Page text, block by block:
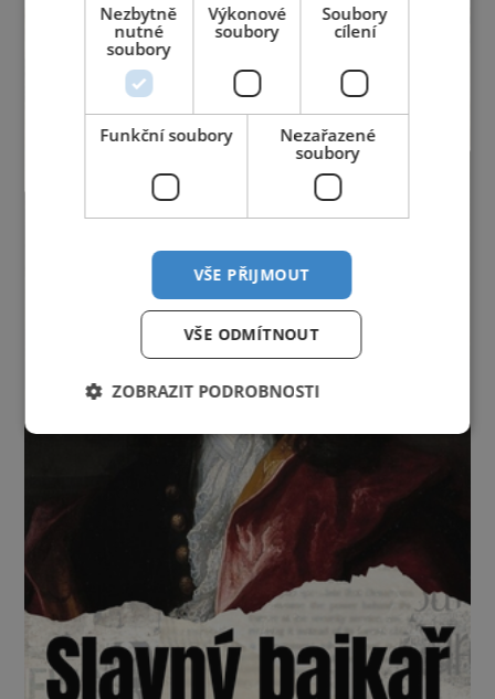
Nezbytně
nutné
soubory
Výkonové
soubory
Soubory
cílení
Funkční soubory
Nezařazené
soubory
VŠE PŘIJMOUT
VŠE ODMÍTNOUT
ZOBRAZIT PODROBNOSTI